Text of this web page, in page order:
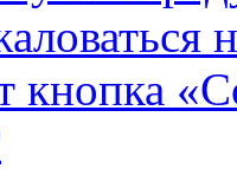
кнопка